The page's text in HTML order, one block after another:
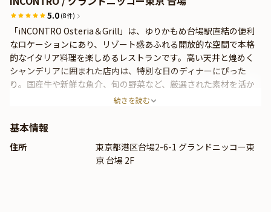
5.0 (8件)
「iNCONTRO Osteria＆Grill」は、ゆりかもめ台場駅直結の便利
なロケーションにあり、リゾート感あふれる開放的な空間で本格
的なイタリア料理を楽しめるレストランです。高い天井と煌めく
シャンデリアに囲まれた店内は、特別な日のディナーにぴった
り。国産牛や新鮮な魚介、旬の野菜など、厳選された素材を活か
した料理は、彩り豊かで一皿一皿が芸術的な仕上がりです。テー
いただけます。お祝いや特別な日のお食事にぴったりのレストラ
続きを読む
基本情報
住所
東京都港区台場2-6-1 グランドニッコー東
京 台場 2F